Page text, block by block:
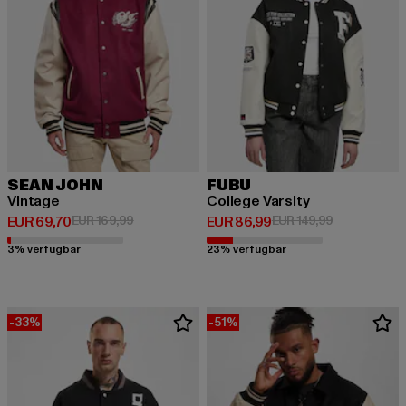
SEAN JOHN
Vintage
EUR 69,70
Derzeitiger Preis: EUR 69,70
EUR 169,99Aktionspreis: EUR 169,99
3% verfügbar
FUBU
College Varsity
EUR 86,99
Derzeitiger Preis: EUR 86,99
EUR 149,99Aktionspreis:
23% verfügbar
-33% -51%